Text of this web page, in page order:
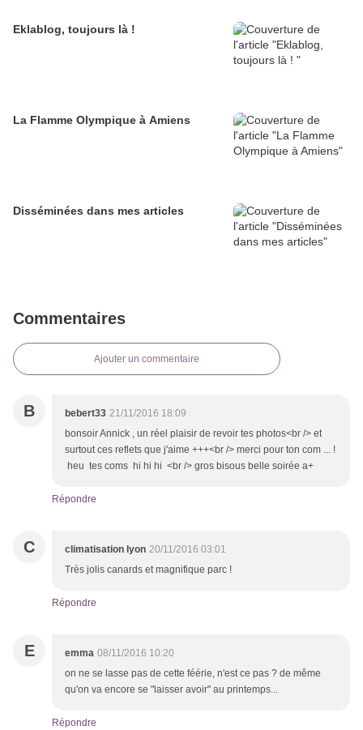
Eklablog, toujours là !
La Flamme Olympique à Amiens
Disséminées dans mes articles
Commentaires
Ajouter un commentaire
B bebert33 21/11/2016 18:09
bonsoir Annick , un réel plaisir de revoir tes photos<br /> et
surtout ces reflets que j'aime +++<br /> merci pour ton com ... !
heu tes coms hi hi hi <br /> gros bisous belle soirée a+
Répondre
C climatisation lyon 20/11/2016 03:01
Très jolis canards et magnifique parc !
Répondre
E emma 08/11/2016 10:20
on ne se lasse pas de cette féérie, n'est ce pas ? de même
qu'on va encore se "laisser avoir" au printemps...
Répondre